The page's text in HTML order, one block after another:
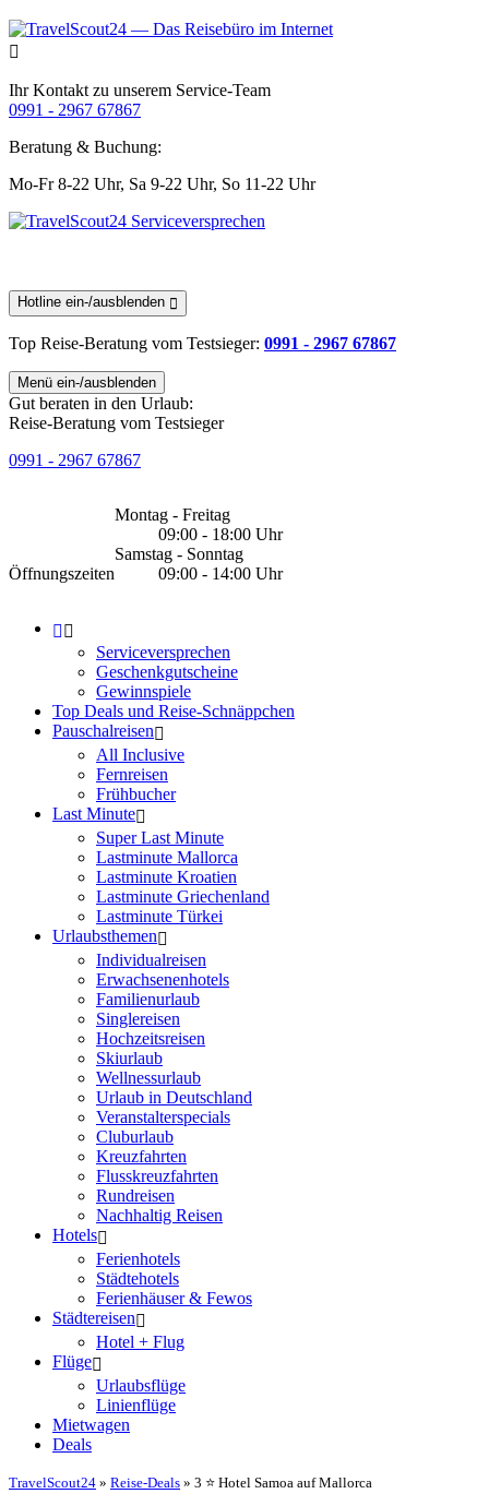
Ihr Kontakt zu unserem Service-Team
0991 - 2967 67867
Beratung & Buchung:
Mo-Fr 8-22 Uhr, Sa 9-22 Uhr, So 11-22 Uhr
Hotline ein-/ausblenden
Top Reise-Beratung vom Testsieger: 0991 - 2967 67867
Menü ein-/ausblenden
Gut beraten in den Urlaub:
Reise-Beratung vom Testsieger
0991 - 2967 67867
Öffnungszeiten
Montag - Freitag
09:00 - 18:00 Uhr
Samstag - Sonntag
09:00 - 14:00 Uhr
Serviceversprechen
Geschenkgutscheine
Gewinnspiele
Top Deals und Reise-Schnäppchen
Pauschalreisen
All Inclusive
Fernreisen
Frühbucher
Last Minute
Super Last Minute
Lastminute Mallorca
Lastminute Kroatien
Lastminute Griechenland
Lastminute Türkei
Urlaubsthemen
Individualreisen
Erwachsenenhotels
Familienurlaub
Singlereisen
Hochzeitsreisen
Skiurlaub
Wellnessurlaub
Urlaub in Deutschland
Veranstalterspecials
Cluburlaub
Kreuzfahrten
Flusskreuzfahrten
Rundreisen
Nachhaltig Reisen
Hotels
Ferienhotels
Städtehotels
Ferienhäuser & Fewos
Städtereisen
Hotel + Flug
Flüge
Urlaubsflüge
Linienflüge
Mietwagen
Deals
TravelScout24 » Reise-Deals » 3 ⭐ Hotel Samoa auf Mallorca